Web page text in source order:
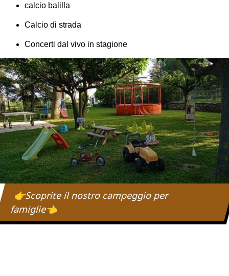
calcio balilla
Calcio di strada
Concerti dal vivo in stagione
👉Scoprite il nostro campeggio per
famiglie👈